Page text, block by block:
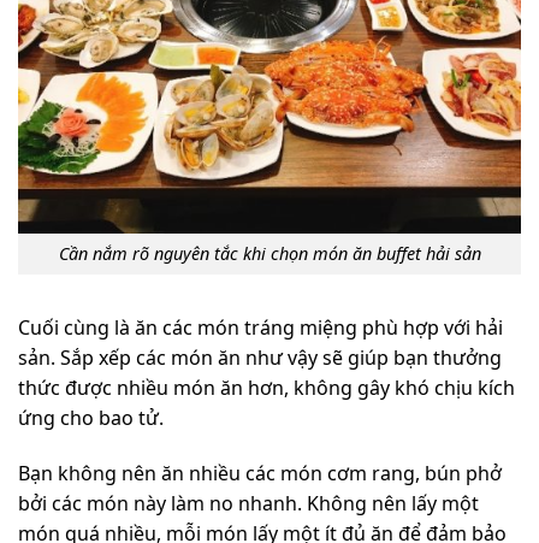
Cần nắm rõ nguyên tắc khi chọn món ăn buffet hải sản
Cuối cùng là ăn các món tráng miệng phù hợp với hải
sản. Sắp xếp các món ăn như vậy sẽ giúp bạn thưởng
thức được nhiều món ăn hơn, không gây khó chịu kích
ứng cho bao tử.
Bạn không nên ăn nhiều các món cơm rang, bún phở
bởi các món này làm no nhanh. Không nên lấy một
món quá nhiều, mỗi món lấy một ít đủ ăn để đảm bảo